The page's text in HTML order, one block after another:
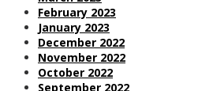
February 2023
January 2023
December 2022
November 2022
October 2022
September 2022